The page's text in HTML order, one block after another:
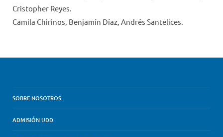
Cristopher Reyes.
Camila Chirinos, Benjamín Díaz, Andrés Santelices.
SOBRE NOSOTROS
ADMISIÓN UDD